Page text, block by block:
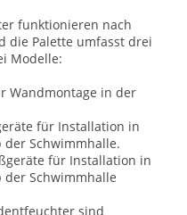
funktionieren nach
die Palette umfasst drei
Modelle:
Wandmontage in der
für Installation in
Schwimmhalle.
für Installation in
Schwimmhalle
sind